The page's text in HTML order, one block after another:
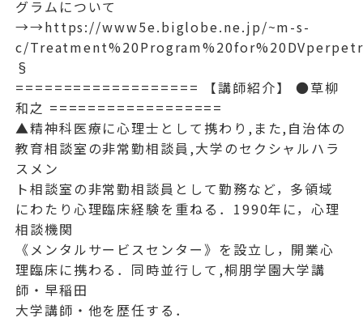
グラムについて
→→https://www5e.biglobe.ne.jp/~m-s-
c/
§
=================== 【講師紹介】 ●草柳
和之 ==================
▲精神科医療に心理士として携わり,また,自治体の
教育相談室の非常勤相談員,大学のセクシャルハラ
スメン
ト相談室の非常勤相談員として勤務など，多領域
にわたり心理臨床経験を重ねる．1990年に，心理
相談機関
《メンタルサービスセンター》を設立し，開業心
理臨床に携わる．同時並行して,桐朋学園大学講
師・早稲田
大学講師・他を歴任する．